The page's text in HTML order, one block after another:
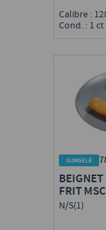
Calibre :
Cond. : 1
FRIT MSC
N/S(1)